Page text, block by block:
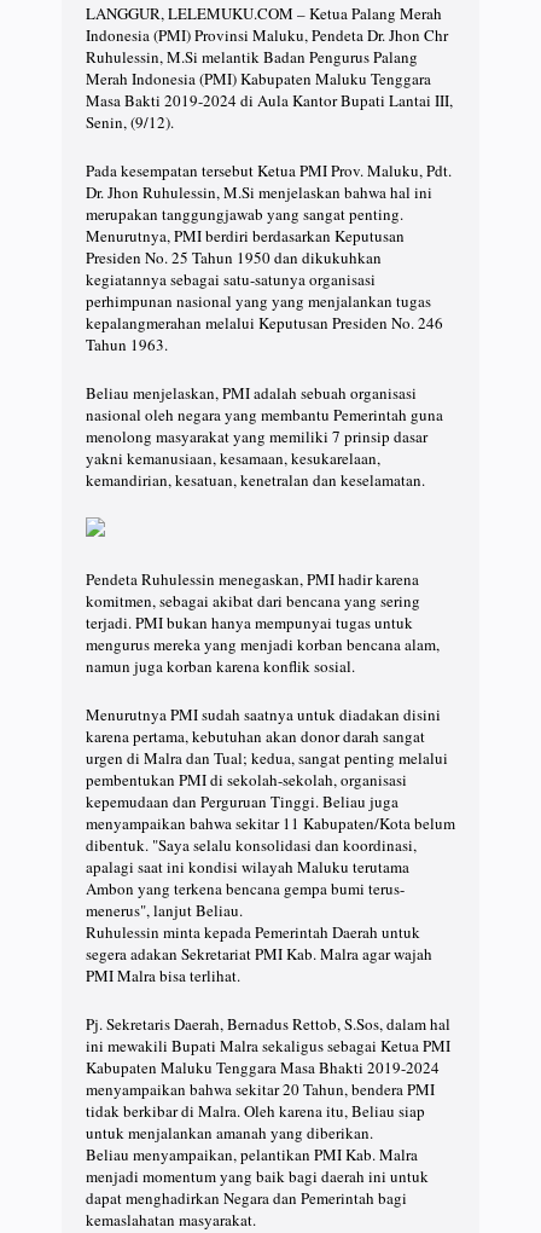
LANGGUR, LELEMUKU.COM – Ketua Palang Merah
Indonesia (PMI) Provinsi Maluku, Pendeta Dr. Jhon Chr
Ruhulessin, M.Si melantik Badan Pengurus Palang
Merah Indonesia (PMI) Kabupaten Maluku Tenggara
Masa Bakti 2019-2024 di Aula Kantor Bupati Lantai III,
Senin, (9/12).
Pada kesempatan tersebut Ketua PMI Prov. Maluku, Pdt.
Dr. Jhon Ruhulessin, M.Si menjelaskan bahwa hal ini
merupakan tanggungjawab yang sangat penting.
Menurutnya, PMI berdiri berdasarkan Keputusan
Presiden No. 25 Tahun 1950 dan dikukuhkan
kegiatannya sebagai satu-satunya organisasi
perhimpunan nasional yang yang menjalankan tugas
kepalangmerahan melalui Keputusan Presiden No. 246
Tahun 1963.
Beliau menjelaskan, PMI adalah sebuah organisasi
nasional oleh negara yang membantu Pemerintah guna
menolong masyarakat yang memiliki 7 prinsip dasar
yakni kemanusiaan, kesamaan, kesukarelaan,
kemandirian, kesatuan, kenetralan dan keselamatan.
Pendeta Ruhulessin menegaskan, PMI hadir karena
komitmen, sebagai akibat dari bencana yang sering
terjadi. PMI bukan hanya mempunyai tugas untuk
mengurus mereka yang menjadi korban bencana alam,
namun juga korban karena konflik sosial.
Menurutnya PMI sudah saatnya untuk diadakan disini
karena pertama, kebutuhan akan donor darah sangat
urgen di Malra dan Tual; kedua, sangat penting melalui
pembentukan PMI di sekolah-sekolah, organisasi
kepemudaan dan Perguruan Tinggi. Beliau juga
menyampaikan bahwa sekitar 11 Kabupaten/Kota belum
dibentuk. "Saya selalu konsolidasi dan koordinasi,
apalagi saat ini kondisi wilayah Maluku terutama
Ambon yang terkena bencana gempa bumi terus-
menerus", lanjut Beliau.
Ruhulessin minta kepada Pemerintah Daerah untuk
segera adakan Sekretariat PMI Kab. Malra agar wajah
PMI Malra bisa terlihat.
Pj. Sekretaris Daerah, Bernadus Rettob, S.Sos, dalam hal
ini mewakili Bupati Malra sekaligus sebagai Ketua PMI
Kabupaten Maluku Tenggara Masa Bhakti 2019-2024
menyampaikan bahwa sekitar 20 Tahun, bendera PMI
tidak berkibar di Malra. Oleh karena itu, Beliau siap
untuk menjalankan amanah yang diberikan.
Beliau menyampaikan, pelantikan PMI Kab. Malra
menjadi momentum yang baik bagi daerah ini untuk
dapat menghadirkan Negara dan Pemerintah bagi
kemaslahatan masyarakat.